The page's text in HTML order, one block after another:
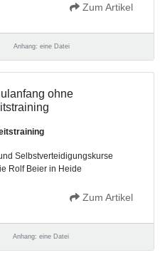
Zum Artikel
Anhang: eine Datei
ohne
Selbstverteidigungskurse
Rolf Beier in Heide
Zum Artikel
Anhang: eine Datei